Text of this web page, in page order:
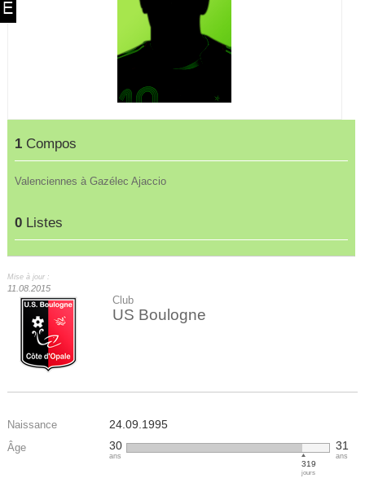
1 Compos
Valenciennes à Gazélec Ajaccio
0 Listes
Mise à jour :
11.08.2015
Club
US Boulogne
Naissance 24.09.1995
Âge 30
ans
319
jours
31
ans